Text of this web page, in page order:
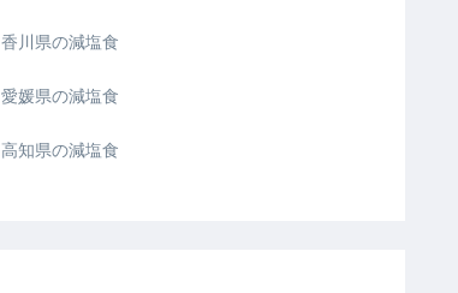
香川県の減塩食
愛媛県の減塩食
高知県の減塩食